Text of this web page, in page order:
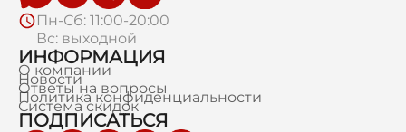
Пн-Сб: 11:00-20:00
Вс: выходной
ИНФОРМАЦИЯ
О компании
Новости
Ответы на вопросы
Политика конфиденциальности
Система скидок
ПОДПИСАТЬСЯ